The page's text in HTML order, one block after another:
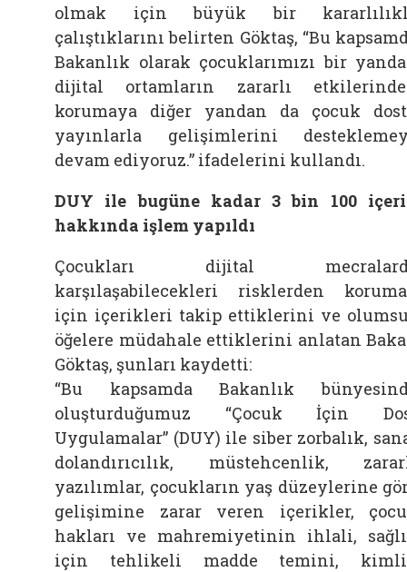
olmak için büyük bir
çalıştıklarını belirten Göktaş, “Bu
Bakanlık olarak çocuklarımızı bir
dijital ortamların zararlı
korumaya diğer yandan da çocuk
yayınlarla gelişimlerini
devam ediyoruz.” ifadelerini kullandı.
DUY ile bugüne kadar 3 bin 100
hakkında işlem yapıldı
Çocukları dijital
karşılaşabilecekleri risklerden
için içerikleri takip ettiklerini ve
öğelere müdahale ettiklerini anlatan
Göktaş, şunları kaydetti:
“Bu kapsamda Bakanlık
oluşturduğumuz “Çocuk İçin
Uygulamalar” (DUY) ile siber zorbalık,
dolandırıcılık, müstehcenlik,
yazılımlar, çocukların yaş düzeylerine
gelişimine zarar veren içerikler,
hakları ve mahremiyetinin ihlali,
için tehlikeli madde temini,